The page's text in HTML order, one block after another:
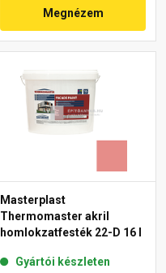
Megnézem
Masterplast
Thermomaster akril
homlokzatfesték 22-D 16 l
Gyártói készleten